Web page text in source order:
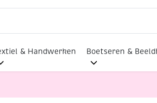
& Handwerken Boetseren &